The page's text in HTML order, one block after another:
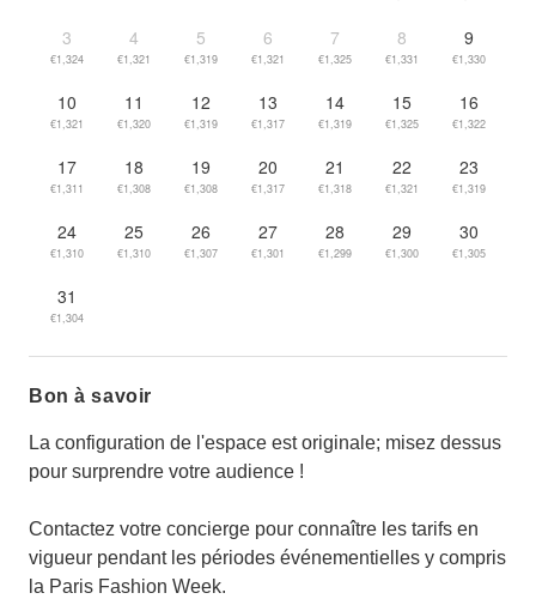
3
€1,324
4
€1,321
5
€1,319
6
€1,321
7
€1,325
8
€1,331
9
€1,330
10
€1,321
11
€1,320
12
€1,319
13
€1,317
14
€1,319
15
€1,325
16
€1,322
17
€1,311
18
€1,308
19
€1,308
20
€1,317
21
€1,318
22
€1,321
23
€1,319
24
€1,310
25
€1,310
26
€1,307
27
€1,301
28
€1,299
29
€1,300
30
€1,305
31
€1,304
Bon à savoir
La configuration de l'espace est originale; misez dessus
pour surprendre votre audience !
Contactez votre concierge pour connaître les tarifs en
vigueur pendant les périodes événementielles y compris
la Paris Fashion Week.